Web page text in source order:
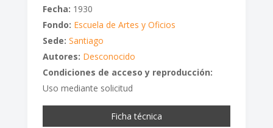
Fecha: 1930
Fondo: Escuela de Artes y Oficios
Sede: Santiago
Autores: Desconocido
Condiciones de acceso y reproducción:
Uso mediante solicitud
Ficha técnica